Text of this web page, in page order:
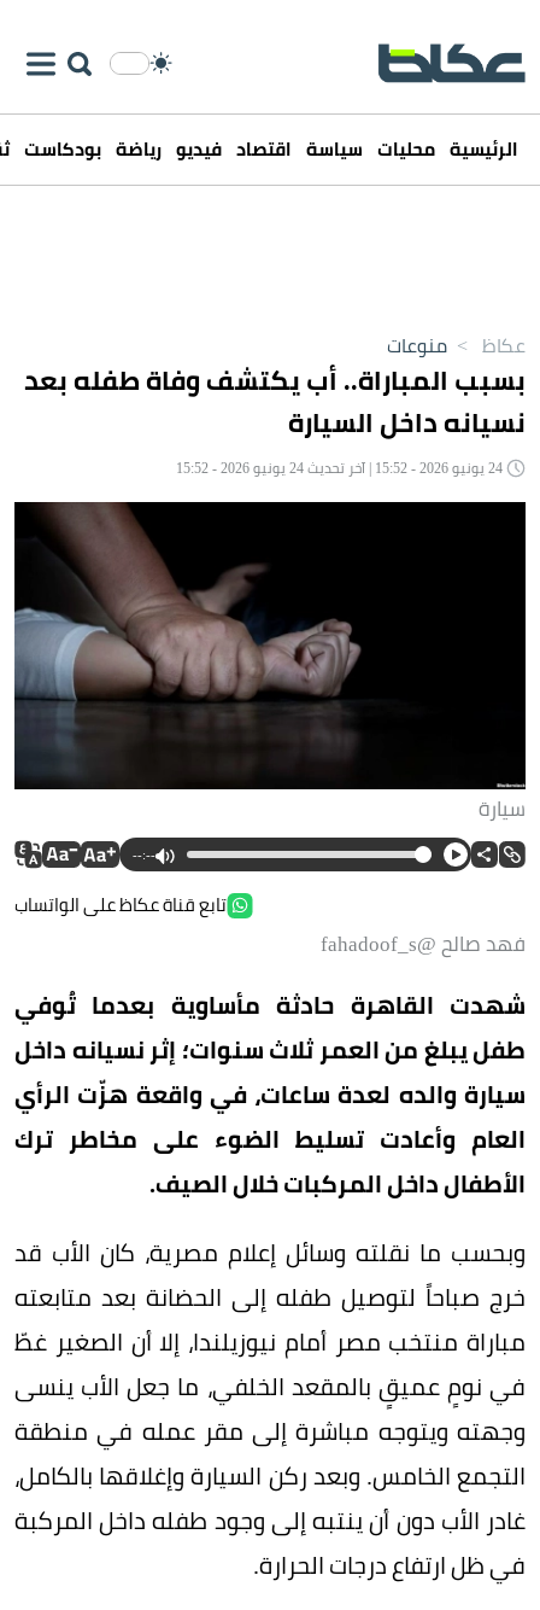
الرئيسية محليات سياسة اقتصاد فيديو رياضة بودكاست
عكاظ > منوعات
بسبب المباراة.. أب يكتشف وفاة طفله بعد
نسيانه داخل السيارة
سيارة
--:--
تابع قناة عكاظ على الواتساب
فهد صالح @fahadoof_s
شهدت القاهرة حادثة مأساوية بعدما تُوفي
طفل يبلغ من العمر ثلاث سنوات؛ إثر نسيانه داخل
سيارة والده لعدة ساعات، في واقعة هزّت الرأي
العام وأعادت تسليط الضوء على مخاطر ترك
الأطفال داخل المركبات خلال الصيف.
وبحسب ما نقلته وسائل إعلام مصرية، كان الأب قد
خرج صباحاً لتوصيل طفله إلى الحضانة بعد متابعته
مباراة منتخب مصر أمام نيوزيلندا، إلا أن الصغير غطّ
في نومٍ عميقٍ بالمقعد الخلفي، ما جعل الأب ينسى
وجهته ويتوجه مباشرة إلى مقر عمله في منطقة
التجمع الخامس. وبعد ركن السيارة وإغلاقها بالكامل،
غادر الأب دون أن ينتبه إلى وجود طفله داخل المركبة
في ظل ارتفاع درجات الحرارة.